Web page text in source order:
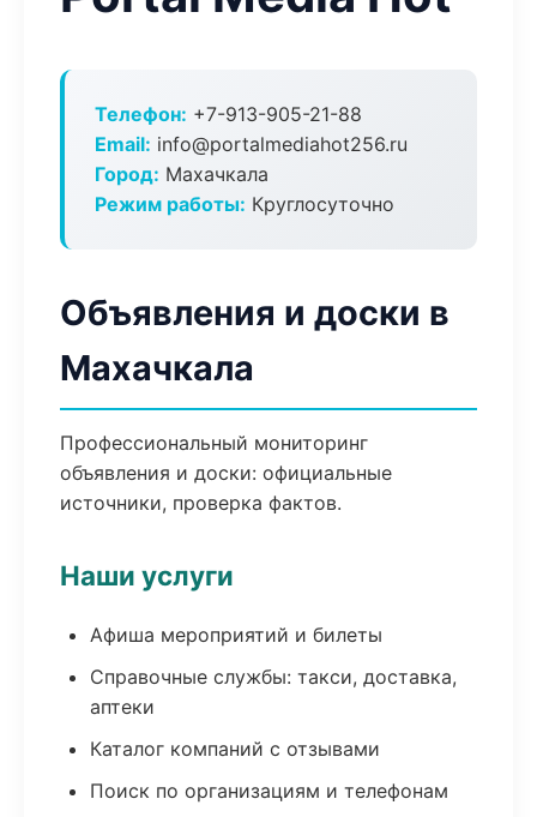
Телефон: +7-913-905-21-88
Email: info@portalmediahot256.ru
Город: Махачкала
Режим работы: Круглосуточно
Объявления и доски в
Махачкала
Профессиональный мониторинг
объявления и доски: официальные
источники, проверка фактов.
Наши услуги
Афиша мероприятий и билеты
Справочные службы: такси, доставка,
аптеки
Каталог компаний с отзывами
Поиск по организациям и телефонам